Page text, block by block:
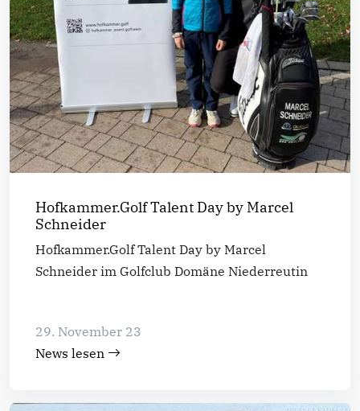
Hofkammer.Golf Talent Day by Marcel
Schneider
Hofkammer.Golf Talent Day by Marcel
Schneider im Golfclub Domäne Niederreutin
29. November 23
News lesen